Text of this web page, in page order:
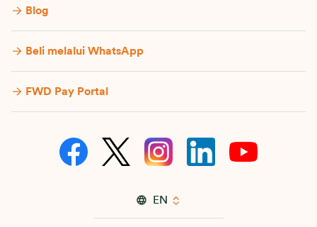
Blog
Beli melalui WhatsApp
FWD Pay Portal
EN